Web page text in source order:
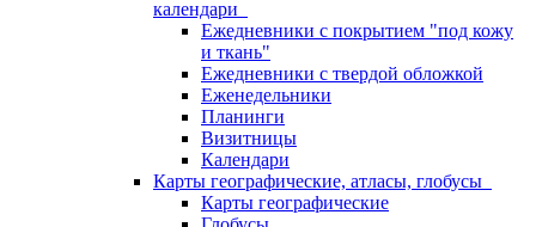
календари
Ежедневники с покрытием "под кожу
и ткань"
Ежедневники с твердой обложкой
Еженедельники
Планинги
Визитницы
Календари
Карты географические, атласы, глобусы
Карты географические